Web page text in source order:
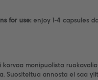
for use: enjoy 1-4 capsules
korvaa monipuolista
Suositeltua annosta ei saa